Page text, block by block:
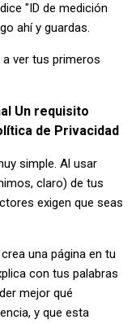
"ID de medición
ahí y guardas.
a ver tus primeros
Un requisito
de Privacidad
simple. Al usar
claro) de tus
exigen que seas
una página en tu
con tus palabras
mejor qué
y que esta